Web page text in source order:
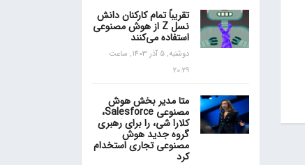
تقریباً تمام کارکنان دانش
نسل Z از هوش مصنوعی
استفاده می‌کنند
دوشنبه, 5 آذر 1403, ساعت
20:29
متا مدیر بخش هوش
مصنوعی Salesforce،
کلارا شی، را برای رهبری
گروه جدید هوش
مصنوعی تجاری استخدام
کرد